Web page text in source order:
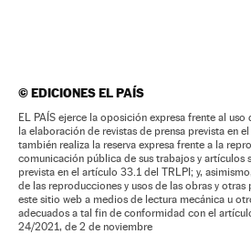
©EDICIONES EL PAÍS
EL PAÍS ejerce la oposición expresa frente al uso
la elaboración de revistas de prensa prevista en
también realiza la reserva expresa frente a la
comunicación pública de sus trabajos y artículos
prevista en el artículo 33.1 del TRLPI; y,
de las reproducciones y usos de las obras y otras
este sitio web a medios de lectura mecánica u
adecuados a tal fin de conformidad con el
24/2021, de 2 de noviembre